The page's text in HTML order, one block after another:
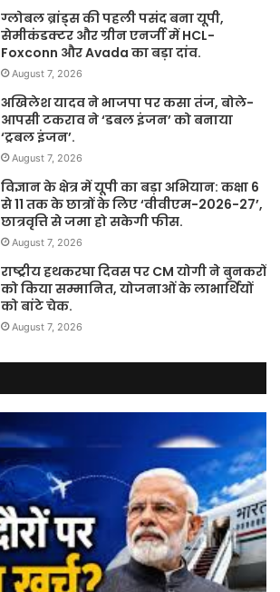
ग्लोबल ब्रांड्स की पहली पसंद बना यूपी,
सेमीकंडक्टर और ग्रीन एनर्जी में HCL-
Foxconn और Avada का बड़ा दांव.
August 7, 2026
अखिलेश यादव ने भाजपा पर कसा तंज, बोले-
आपसी टकराव ने ‘डबल इंजन’ को बनाया
‘ट्रबल इंजन’.
August 7, 2026
विज्ञान के क्षेत्र में यूपी का बड़ा अभियान: कक्षा 6
से 11 तक के छात्रों के लिए ‘वीवीएम-2026-27’,
छात्रवृत्ति से जमा हो सकेगी फीस.
August 7, 2026
राष्ट्रीय हथकरघा दिवस पर CM योगी ने बुनकरों
को किया सम्मानित, योजनाओं के लाभार्थियों
को बांटे चेक.
August 7, 2026